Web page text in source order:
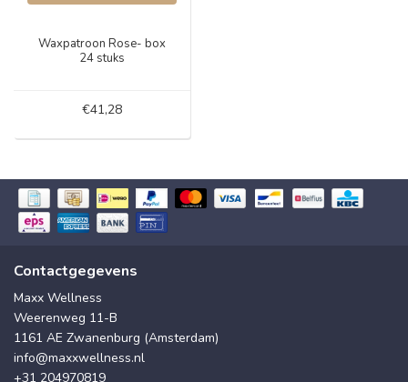
Waxpatroon Rose- box
24 stuks
€41,28
Contactgegevens
Maxx Wellness
Weerenweg 11-B
1161 AE Zwanenburg (Amsterdam)
info@maxxwellness.nl
+31 204970819